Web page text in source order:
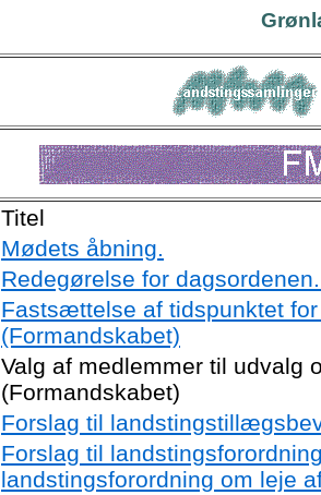
Titel
Mødets åbning.
Redegørelse for
Fastsættelse af tidspunktet
(Formandskabet)
Valg af medlemmer til udvalg
(Formandskabet)
Forslag til
Forslag til
landstingsforordning om leje